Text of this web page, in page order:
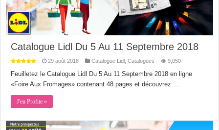
Catalogue Lidl Du 5 Au 11 Septembre 2018
29 août 2018 Catalogue Lidl ,Catalogues 9,050
Feuilletez le Catalogue Lidl Du 5 Au 11 Septembre 2018 en ligne
«Foire Aux Fromages» contenant 48 pages et découvrez …
J'en Profite »